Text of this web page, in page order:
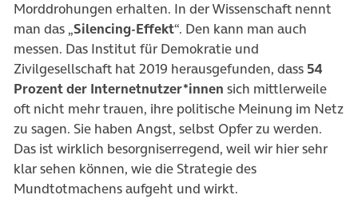
Morddrohungen erhalten. In der Wissenschaft nennt
man das „Silencing-Effekt“. Den kann man auch
messen. Das Institut für Demokratie und
Zivilgesellschaft hat 2019 herausgefunden, dass 54
Prozent der Internetnutzer*innen sich mittlerweile
oft nicht mehr trauen, ihre politische Meinung im Netz
zu sagen. Sie haben Angst, selbst Opfer zu werden.
Das ist wirklich besorgniserregend, weil wir hier sehr
klar sehen können, wie die Strategie des
Mundtotmachens aufgeht und wirkt.